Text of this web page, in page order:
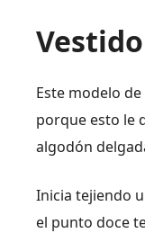
Este modelo de
porque esto le
algodón
Inicia tejiendo
el punto doce